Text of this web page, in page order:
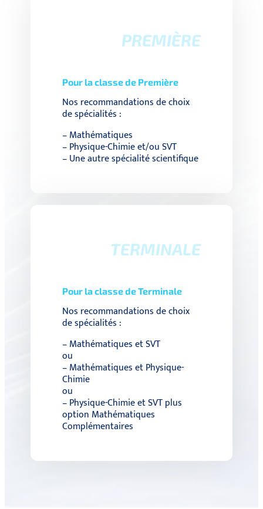
PREMIÈRE
Pour la classe de Première
Nos recommandations de choix
de spécialités :
– Mathématiques
– Physique-Chimie et/ou SVT
– Une autre spécialité scientifique
TERMINALE
Pour la classe de Terminale
Nos recommandations de choix
de spécialités :
– Mathématiques et SVT
ou
– Mathématiques et Physique-
Chimie
ou
– Physique-Chimie et SVT plus
option Mathématiques
Complémentaires